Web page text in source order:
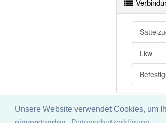
Unsere Website verwendet Cookies, um
Lkw